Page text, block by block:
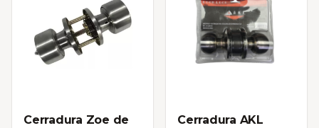
Cerradura Zoe de
Cerradura AKL